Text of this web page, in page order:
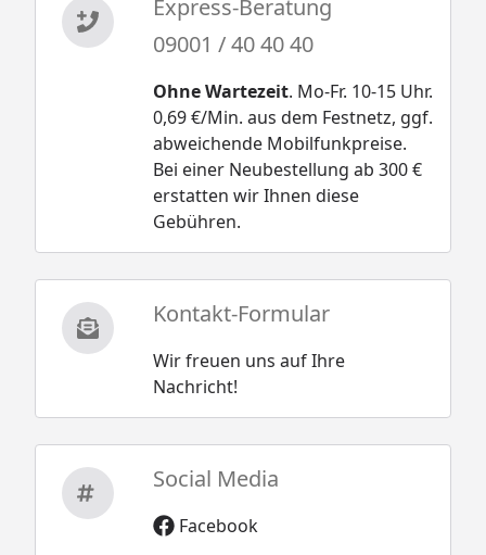
Express-Beratung
09001 / 40 40 40
Ohne Wartezeit. Mo-Fr. 10-15 Uhr.
0,69 €/Min. aus dem Festnetz, ggf.
abweichende Mobilfunkpreise.
Bei einer Neubestellung ab 300 €
erstatten wir Ihnen diese
Gebühren.
Kontakt-Formular
Wir freuen uns auf Ihre
Nachricht!
Social Media
Facebook